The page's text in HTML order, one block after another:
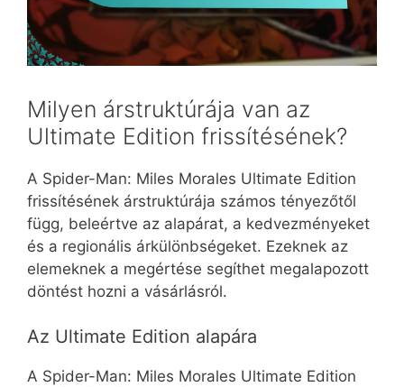
Milyen árstruktúrája van az
Ultimate Edition frissítésének?
A Spider-Man: Miles Morales Ultimate Edition
frissítésének árstruktúrája számos tényezőtől
függ, beleértve az alapárat, a kedvezményeket
és a regionális árkülönbségeket. Ezeknek az
elemeknek a megértése segíthet megalapozott
döntést hozni a vásárlásról.
Az Ultimate Edition alapára
A Spider-Man: Miles Morales Ultimate Edition